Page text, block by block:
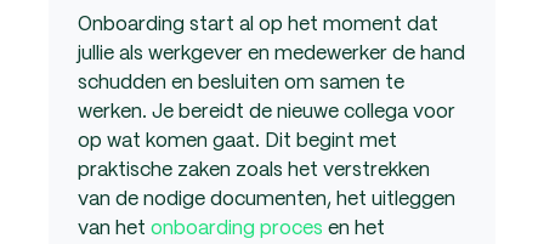
Onboarding start al op het moment dat
jullie als werkgever en medewerker de hand
schudden en besluiten om samen te
werken. Je bereidt de nieuwe collega voor
op wat komen gaat. Dit begint met
praktische zaken zoals het verstrekken
van de nodige documenten, het uitleggen
van het onboarding proces en het